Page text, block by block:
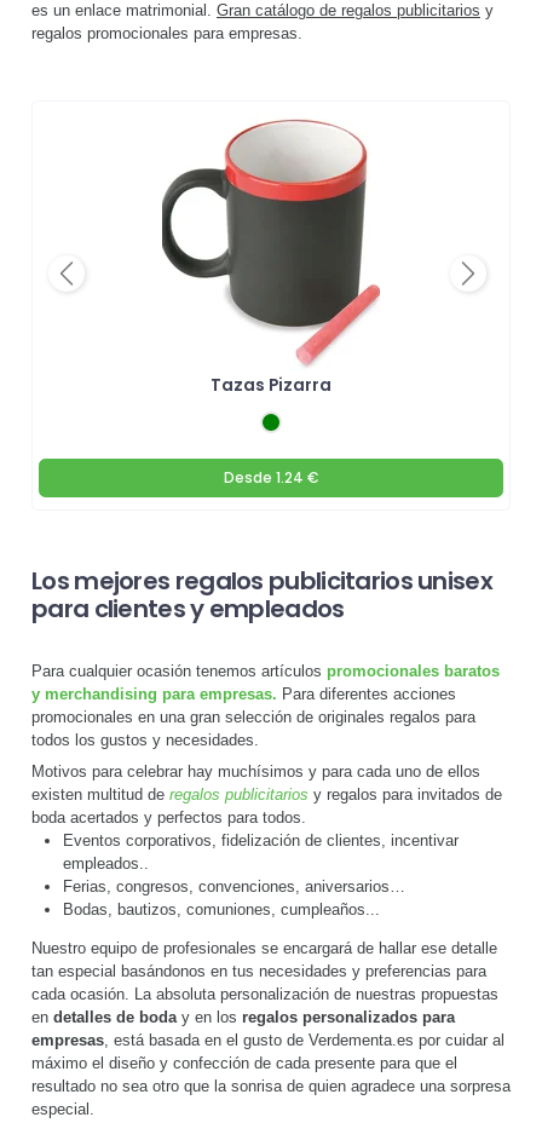
es un enlace matrimonial. Gran catálogo de regalos publicitarios y
regalos promocionales para empresas.
Tazas Pizarra
Desde 1.24 €
Previous Next
Los mejores regalos publicitarios unisex
para clientes y empleados
Para cualquier ocasión tenemos artículos promocionales baratos
y merchandising para empresas. Para diferentes acciones
promocionales en una gran selección de originales regalos para
todos los gustos y necesidades.
Motivos para celebrar hay muchísimos y para cada uno de ellos
existen multitud de regalos publicitarios y regalos para invitados de
boda acertados y perfectos para todos.
Eventos corporativos, fidelización de clientes, incentivar
empleados..
Ferias, congresos, convenciones, aniversarios…
Bodas, bautizos, comuniones, cumpleaños...
Nuestro equipo de profesionales se encargará de hallar ese detalle
tan especial basándonos en tus necesidades y preferencias para
cada ocasión. La absoluta personalización de nuestras propuestas
en detalles de boda y en los regalos personalizados para
empresas , está basada en el gusto de Verdementa.es por cuidar al
máximo el diseño y confección de cada presente para que el
resultado no sea otro que la sonrisa de quien agradece una sorpresa
especial.